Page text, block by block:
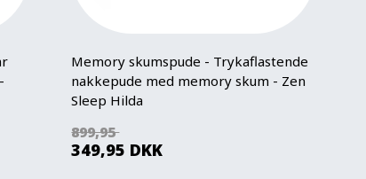
Memory skumspude - Trykaflastende
nakkepude med memory skum - Zen
Sleep Hilda
899,95
349,95 DKK